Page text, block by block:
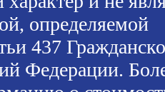
определяемой
437
Федерации.